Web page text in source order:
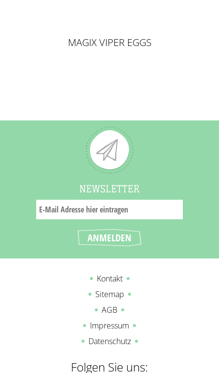
MAGIX VIPER EGGS
NEWSLETTER
Kontakt
Sitemap
AGB
Impressum
Datenschutz
Folgen Sie uns: